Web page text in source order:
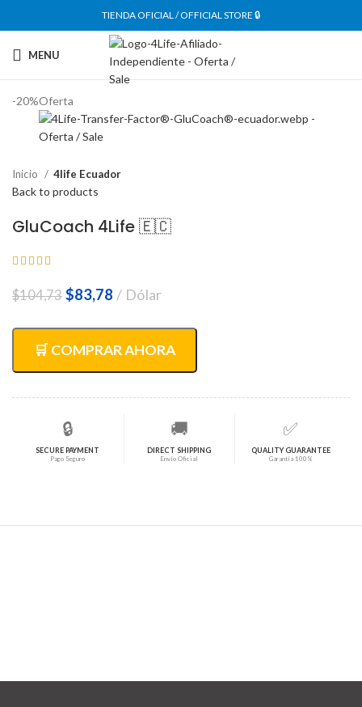
TIENDA OFICIAL / OFFICIAL STORE 🔒
MENU
-20%Oferta
Inicio 4life Ecuador
Back to products
GluCoach 4Life 🇪🇨
$104,73 El
original
era:
$83,78 El
actual
es:
Dólar
🛒 COMPRAR AHORA
🔒
SECURE PAYMENT
Pago Seguro
🚚
DIRECT SHIPPING
Envío Oficial
✅
QUALITY GUARANTEE
Garantía 100%